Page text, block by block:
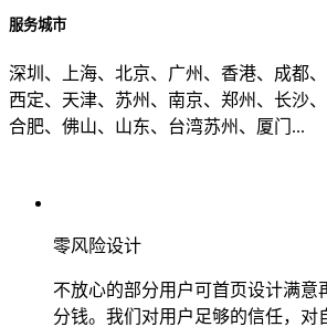
服务城市
深圳、上海、北京、广州、香港、成都
西定、天津、苏州、南京、郑州、长沙
合肥、佛山、山东、台湾苏州、厦门...
零风险设计
不放心的部分用户可首页设计满意
分钱。我们对用户足够的信任，对